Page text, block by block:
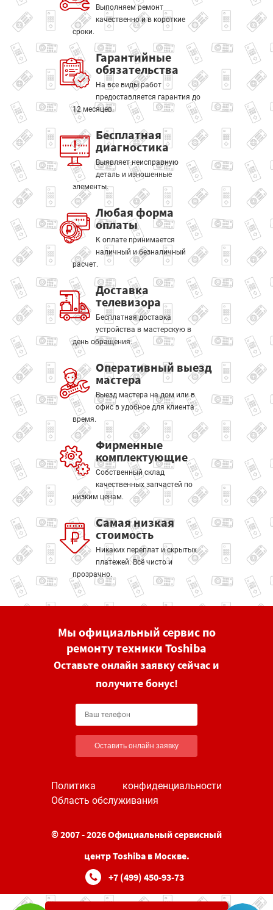
Выполняем ремонт
качественно и в короткие
сроки.
Гарантийные
обязательства
На все виды работ
предоставляется гарантия до
12 месяцев.
Бесплатная
диагностика
Выявляет неисправную
деталь и изношенные
элементы.
Любая форма
оплаты
К оплате принимается
наличный и безналичный
расчет.
Доставка
телевизора
Бесплатная доставка
устройства в мастерскую в
день обращения.
Оперативный выезд
мастера
Выезд мастера на дом или в
офис в удобное для клиента
время.
Фирменные
комплектующие
Собственный склад
качественных запчастей по
низким ценам.
Самая низкая
стоимость
Никаких переплат и скрытых
платежей. Всё чисто и
прозрачно.
Мы официальный сервис по
ремонту техники Toshiba
Оставьте онлайн заявку сейчас и
получите бонус!
Оставить онлайн заявку
Политика конфиденциальности
Область обслуживания
© 2007 - 2026 Официальный сервисный
центр Toshiba в Москве.
+7 (499) 450-93-73